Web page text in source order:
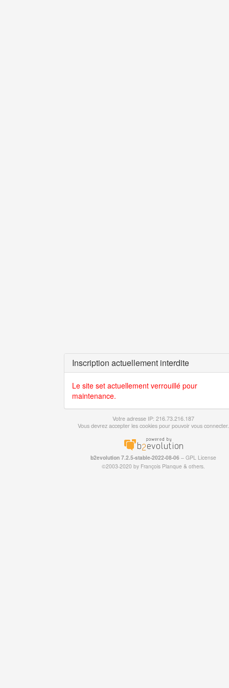
Inscription actuellement interdite
Le site set actuellement verrouillé pour
maintenance.
Votre adresse IP: 216.73.216.187
Vous devrez accepter les cookies pour pouvoir vous connecter.
b2evolution 7.2.5-stable-2022-08-06 – GPL License
©2003-2020 by François Planque & others